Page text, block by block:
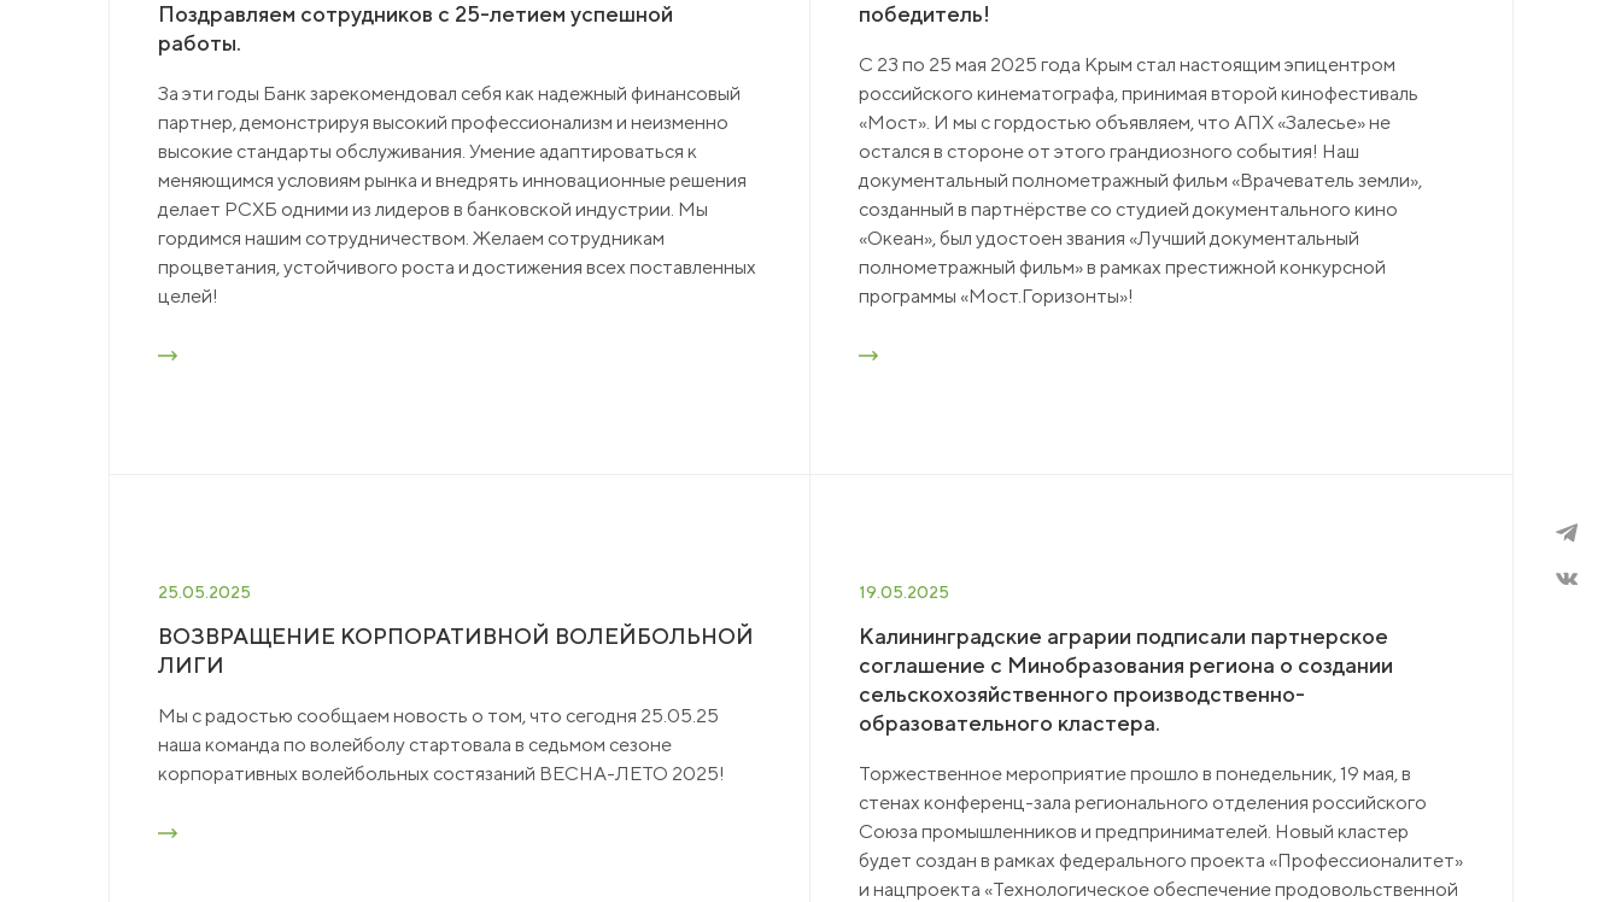
Поздравляем сотрудников с 25-летием успешной
работы.
За эти годы Банк зарекомендовал себя как надежный финансовый
партнер, демонстрируя высокий профессионализм и неизменно
высокие стандарты обслуживания. Умение адаптироваться к
меняющимся условиям рынка и внедрять инновационные решения
делает РСХБ одними из лидеров в банковской индустрии. Мы
гордимся нашим сотрудничеством. Желаем сотрудникам
процветания, устойчивого роста и достижения всех поставленных
целей!
победитель!
С 23 по 25 мая 2025 года Крым стал настоящим эпицентром
российского кинематографа, принимая второй кинофестиваль
«Мост». И мы с гордостью объявляем, что АПХ «Залесье» не
остался в стороне от этого грандиозного события! Наш
документальный полнометражный фильм «Врачеватель земли»,
созданный в партнёрстве со студией документального кино
«Океан», был удостоен звания «Лучший документальный
полнометражный фильм» в рамках престижной конкурсной
программы «Мост.Горизонты»!
25.05.2025
ВОЗВРАЩЕНИЕ КОРПОРАТИВНОЙ ВОЛЕЙБОЛЬНОЙ
ЛИГИ
Мы с радостью сообщаем новость о том, что сегодня 25.05.25
наша команда по волейболу стартовала в седьмом сезоне
корпоративных волейбольных состязаний ВЕСНА-ЛЕТО 2025!
19.05.2025
Калининградские аграрии подписали партнерское
соглашение с Минобразования региона о создании
сельскохозяйственного производственно-
образовательного кластера.
Торжественное мероприятие прошло в понедельник, 19 мая, в
стенах конференц-зала регионального отделения российского
Союза промышленников и предпринимателей. Новый кластер
будет создан в рамках федерального проекта «Профессионалитет»
и нацпроекта «Технологическое обеспечение продовольственной